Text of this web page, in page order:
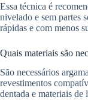
Essa técnica é
nivelado e sem partes
rápidas e com menos
Quais materiais são
São necessários
revestimentos
dentada e materiais de